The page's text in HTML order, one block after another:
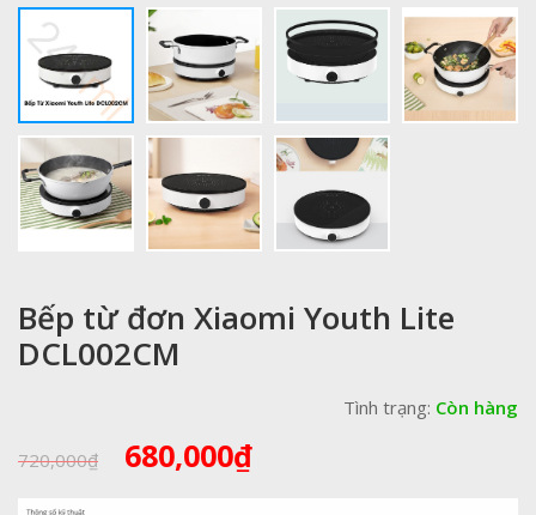
Bếp từ đơn Xiaomi Youth Lite
DCL002CM
Tình trạng: Còn hàng
720,000₫ Giá
gốc
680,000₫Giá